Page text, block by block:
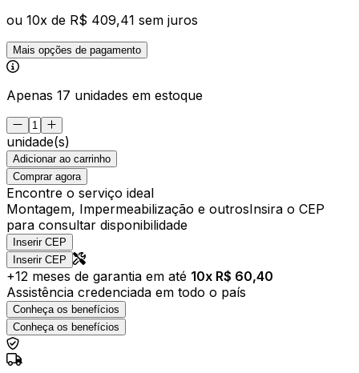
ou 10x de R$ 409,41 sem juros
Mais opções de pagamento
Apenas 17 unidades em estoque
unidade(s)
Adicionar ao carrinho
Comprar agora
Encontre o serviço ideal
Montagem, Impermeabilização e outrosInsira o CEP
para consultar disponibilidade
Inserir CEP
Inserir CEP
+12 meses de garantia em até 10x R$ 60,40
Assistência credenciada em todo o país
Conheça os benefícios
Conheça os benefícios